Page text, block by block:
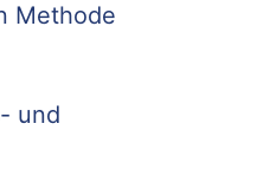
Methode
und